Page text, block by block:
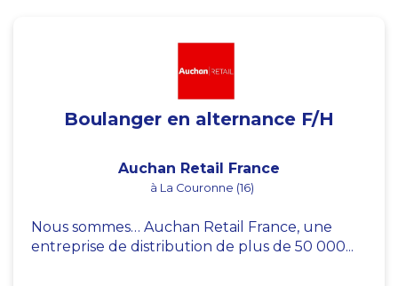
Boulanger en alternance F/H
Auchan Retail France
à La Couronne (16)
Nous sommes… Auchan Retail France, une
entreprise de distribution de plus de 50 000...